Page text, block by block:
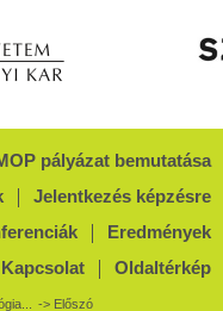
pályázat bemutatása
Jelentkezés képzésre
Eredmények
Kapcsolat Oldaltérkép
-> Előszó